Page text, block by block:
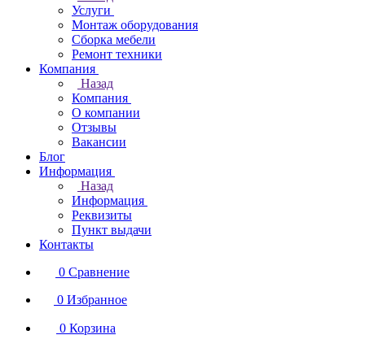
Услуги
Монтаж оборудования
Сборка мебели
Ремонт техники
Компания
Назад
Компания
О компании
Отзывы
Вакансии
Блог
Информация
Назад
Информация
Реквизиты
Пункт выдачи
Контакты
0 Сравнение
0 Избранное
0 Корзина